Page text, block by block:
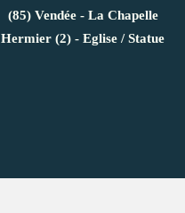
(85) Vendée - La Chapelle
Hermier (2) - Eglise / Statue